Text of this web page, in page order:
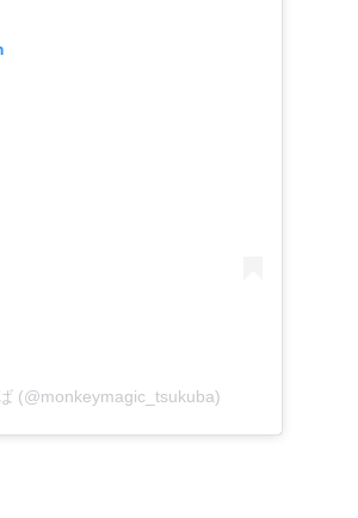
(@monkeymagic_tsukuba)